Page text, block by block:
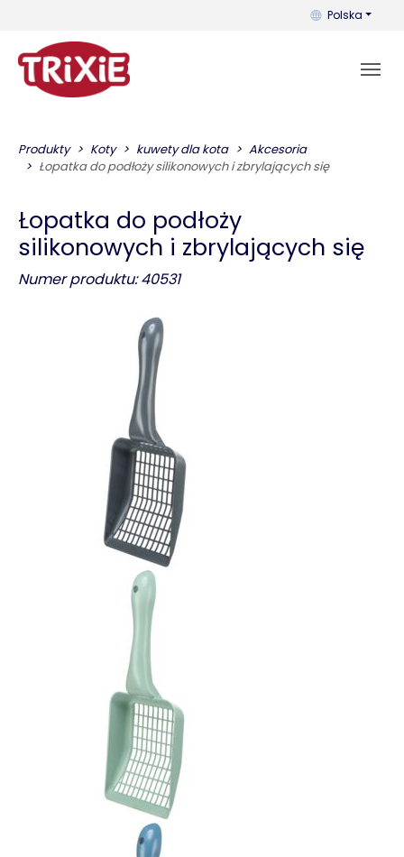
Możesz
Polska
Produkty Koty kuwety dla kota
Akcesoria
Łopatka do podłoży silikonowych i zbrylających się
Łopatka do podłoży
silikonowych i zbrylających się
Numer produktu: 40531